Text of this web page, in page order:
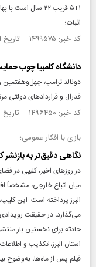
۱+۵ قریب ۲۲ سال
اثبات؛
کد خبر: ۱۴۹۹۵۷۵ تاریخ انتشار : ۱۴۰۴/۰۱/۲۶
دانشگاه کلمبیا چوب
فدرال و قراردادهای دولتی
کد خبر: ۱۴۹۶۴۵۰ تاریخ انتشار : ۱۴۰۳/۱۲/۲۱
بازی با افکار عمومی؛
نگاهی دقیق‌تر به
در روز‌های اخیر، کلیپی در
میان اتباع خارجی، مشخصاً
البرز پرداخته است. این
می‌گذارد، در حقیقت
حادثه برای نخستین بار
استان البرز، تکذیب و
فیلم پس از ماه‌ها، به‌وضوح